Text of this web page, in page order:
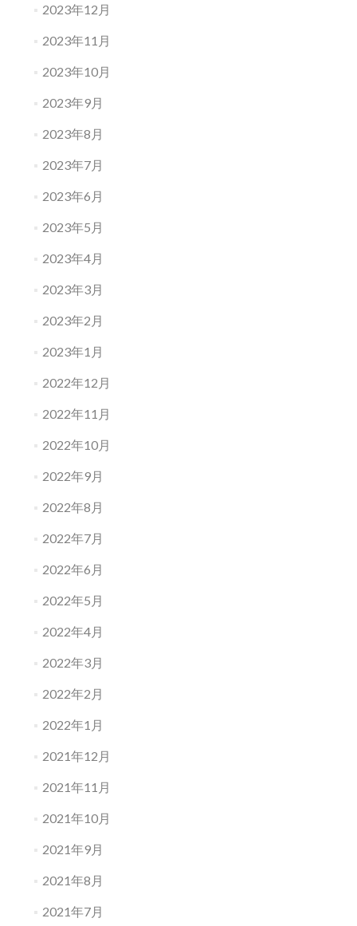
2023年12月
2023年11月
2023年10月
2023年9月
2023年8月
2023年7月
2023年6月
2023年5月
2023年4月
2023年3月
2023年2月
2023年1月
2022年12月
2022年11月
2022年10月
2022年9月
2022年8月
2022年7月
2022年6月
2022年5月
2022年4月
2022年3月
2022年2月
2022年1月
2021年12月
2021年11月
2021年10月
2021年9月
2021年8月
2021年7月